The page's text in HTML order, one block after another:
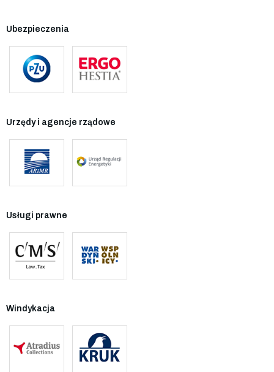
Ubezpieczenia
Urzędy i agencje rządowe
Usługi prawne
Windykacja